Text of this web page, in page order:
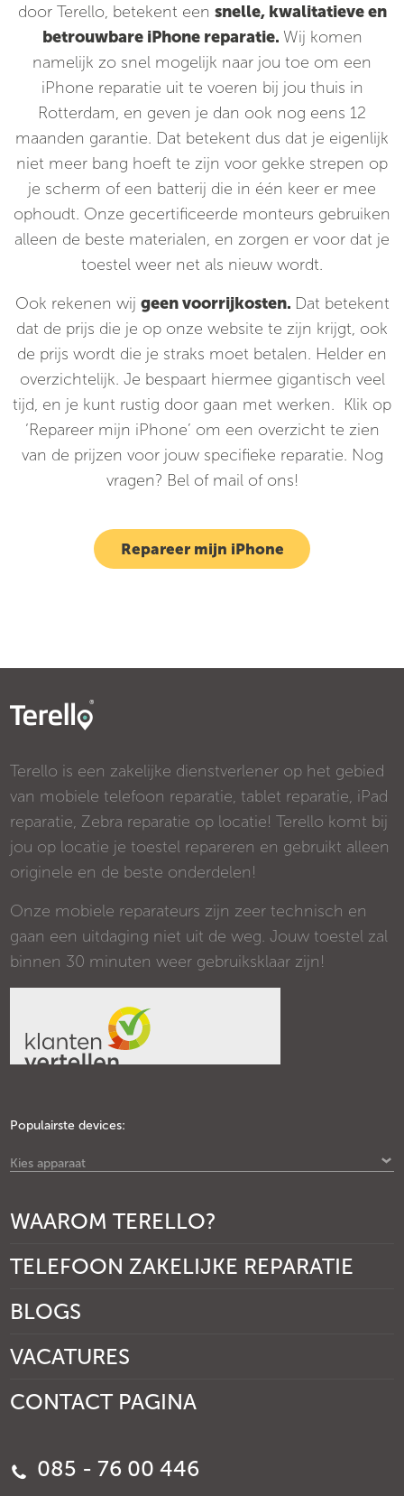
door Terello, betekent een snelle, kwalitatieve en
betrouwbare iPhone reparatie. Wij komen
namelijk zo snel mogelijk naar jou toe om een
iPhone reparatie uit te voeren bij jou thuis in
Rotterdam, en geven je dan ook nog eens 12
maanden garantie. Dat betekent dus dat je eigenlijk
niet meer bang hoeft te zijn voor gekke strepen op
je scherm of een batterij die in één keer er mee
ophoudt. Onze gecertificeerde monteurs gebruiken
alleen de beste materialen, en zorgen er voor dat je
toestel weer net als nieuw wordt.
Ook rekenen wij geen voorrijkosten. Dat betekent
dat de prijs die je op onze website te zijn krijgt, ook
de prijs wordt die je straks moet betalen. Helder en
overzichtelijk. Je bespaart hiermee gigantisch veel
tijd, en je kunt rustig door gaan met werken. Klik op
‘Repareer mijn iPhone’ om een overzicht te zien
van de prijzen voor jouw specifieke reparatie. Nog
vragen? Bel of mail of ons!
Repareer mijn iPhone
Terello is een zakelijke dienstverlener op het gebied
van mobiele telefoon reparatie, tablet reparatie, iPad
reparatie, Zebra reparatie op locatie! Terello komt bij
jou op locatie je toestel repareren en gebruikt alleen
originele en de beste onderdelen!
Onze mobiele reparateurs zijn zeer technisch en
gaan een uitdaging niet uit de weg. Jouw toestel zal
binnen 30 minuten weer gebruiksklaar zijn!
Populairste devices:
Kies apparaat
WAAROM TERELLO?
TELEFOON ZAKELIJKE REPARATIE
BLOGS
VACATURES
CONTACT PAGINA
085 - 76 00 446